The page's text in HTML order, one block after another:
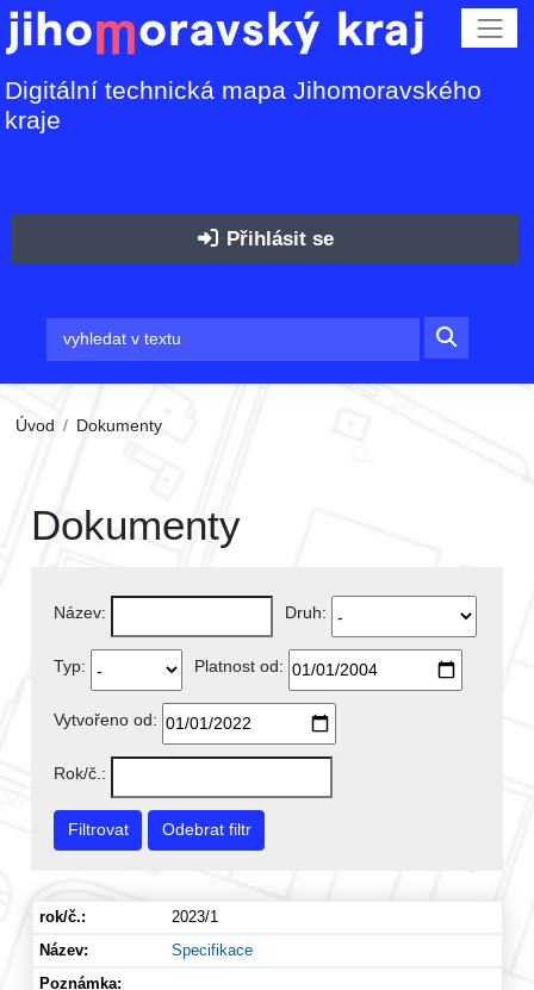
Digitální technická mapa Jihomoravského
kraje
Přihlásit se
Úvod Dokumenty
Dokumenty
Název: Druh:
Typ: Platnost od:
Vytvořeno od:
Rok/č.:
Filtrovat Odebrat filtr
2023/1
Specifikace